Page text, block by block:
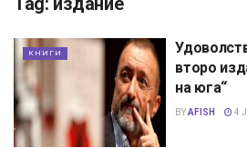
КНИГИ
второ
на юга“
BYAFISH 4